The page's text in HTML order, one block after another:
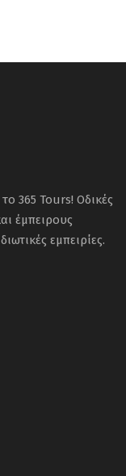
365 Tours! Οδικές
έμπειρους
εμπειρίες.